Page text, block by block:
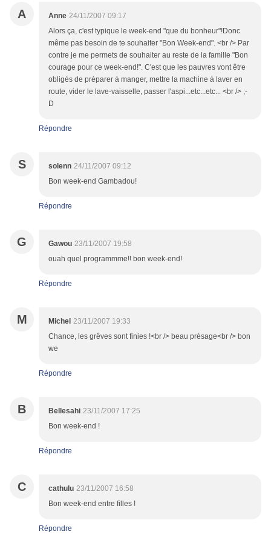
A Anne 24/11/2007 09:17
Alors ça, c'est typique le week-end "que du bonheur"!Donc
même pas besoin de te souhaiter "Bon Week-end". <br /> Par
contre je me permets de souhaiter au reste de la famille "Bon
courage pour ce week-end!". C'est que les pauvres vont être
obligés de préparer à manger, mettre la machine à laver en
route, vider le lave-vaisselle, passer l'aspi...etc...etc... <br /> ;-
D
Répondre
S solenn 24/11/2007 09:12
Bon week-end Gambadou!
Répondre
G Gawou 23/11/2007 19:58
ouah quel programmme!! bon week-end!
Répondre
M Michel 23/11/2007 19:33
Chance, les grêves sont finies !<br /> beau présage<br /> bon
we
Répondre
B Bellesahi 23/11/2007 17:25
Bon week-end !
Répondre
C cathulu 23/11/2007 16:58
Bon week-end entre filles !
Répondre